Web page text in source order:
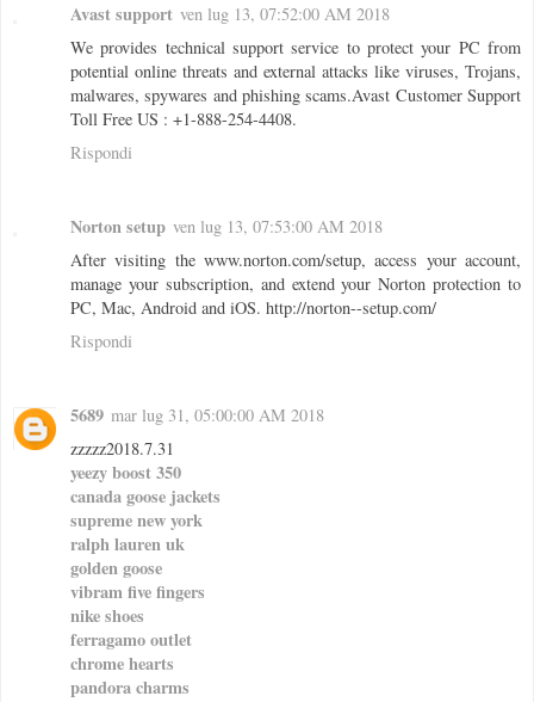
Avast support ven lug 13, 07:52:00 AM 2018
We provides technical support service to protect your PC from
potential online threats and external attacks like viruses, Trojans,
malwares, spywares and phishing scams.Avast Customer Support
Toll Free US : +1-888-254-4408.
Rispondi
Norton setup ven lug 13, 07:53:00 AM 2018
After visiting the www.norton.com/setup, access your account,
manage your subscription, and extend your Norton protection to
PC, Mac, Android and iOS. http://norton--setup.com/
Rispondi
5689 mar lug 31, 05:00:00 AM 2018
zzzzz2018.7.31
yeezy boost 350
canada goose jackets
supreme new york
ralph lauren uk
golden goose
vibram five fingers
nike shoes
ferragamo outlet
chrome hearts
pandora charms